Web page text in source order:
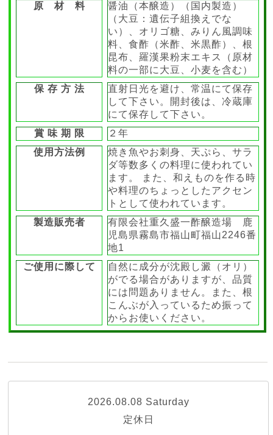
原 材 料
醤油（本醸造）（国内製造）
（大豆：遺伝子組換えでな
い）、オリゴ糖、みりん風調味
料、食酢（米酢、米黒酢）、根
昆布、羅漢果粉末エキス（原材
料の一部に大豆、小麦を含む）
保 存 方 法
直射日光を避け、常温にて保存
して下さい。開封後は、冷蔵庫
にて保存して下さい。
賞 味 期 限
２年
使用方法例
焼き魚やお刺身、天ぷら、サラ
ダ等数多くの料理に使われてい
ます。 また、和えものを作る時
や料理のちょっとしたアクセン
トとして使われています。
製造販売者
有限会社重久盛一酢醸造場 鹿
児島県霧島市福山町福山2246番
地1
ご使用に際して
自然に成分が沈殿し澱（オリ）
がでる場合がありますが、品質
には問題ありません。また、根
こんぶが入っているため振って
からお使いください。
2026.08.08 Saturday
定休日